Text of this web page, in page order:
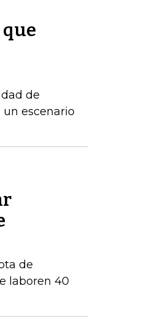
de
escenario
de
laboren 40